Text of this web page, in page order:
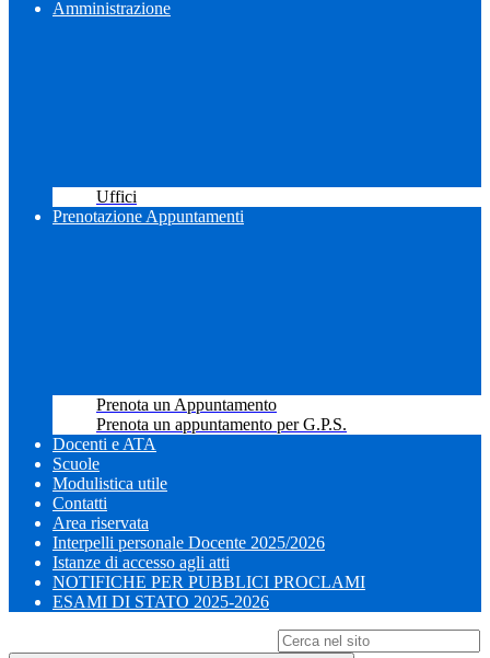
Amministrazione
Uffici
Prenotazione Appuntamenti
Prenota un Appuntamento
Prenota un appuntamento per G.P.S.
Docenti e ATA
Scuole
Modulistica utile
Contatti
Area riservata
Interpelli personale Docente 2025/2026
Istanze di accesso agli atti
NOTIFICHE PER PUBBLICI PROCLAMI
ESAMI DI STATO 2025-2026